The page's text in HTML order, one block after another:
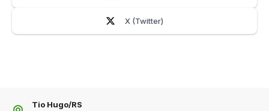
X (Twitter)
Tio Hugo/RS